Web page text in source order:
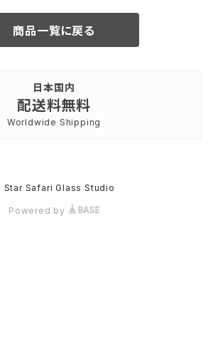
商品一覧に戻る
日本国内
配送料無料
Worldwide Shipping
Star Safari Glass Studio
Powered by